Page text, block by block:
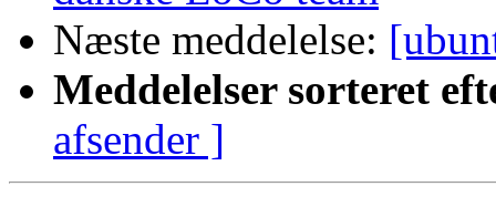
Næste meddelelse:
Meddelelser sorteret
afsender ]